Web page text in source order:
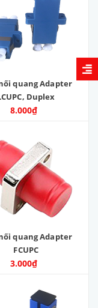
quang Adapter
Duplex
8.000₫
quang Adapter
FCUPC
3.000₫